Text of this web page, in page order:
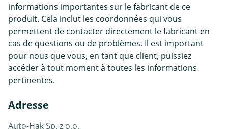
informations importantes sur le fabricant de ce
produit. Cela inclut les coordonnées qui vous
permettent de contacter directement le fabricant en
cas de questions ou de problèmes. Il est important
pour nous que vous, en tant que client, puissiez
accéder à tout moment à toutes les informations
pertinentes.
Adresse
Auto-Hak Sp. z o.o.